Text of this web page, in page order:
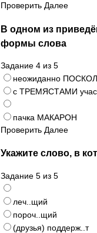
Проверить Далее
В одном из
формы слова
Задание 4 из 5
неожиданно
с ТРЕМЯСТАМИ
пачка МАКАРОН
Проверить Далее
Укажите слово, в
Задание 5 из 5
леч..щий
пороч..щий
(друзья) поддерж..т